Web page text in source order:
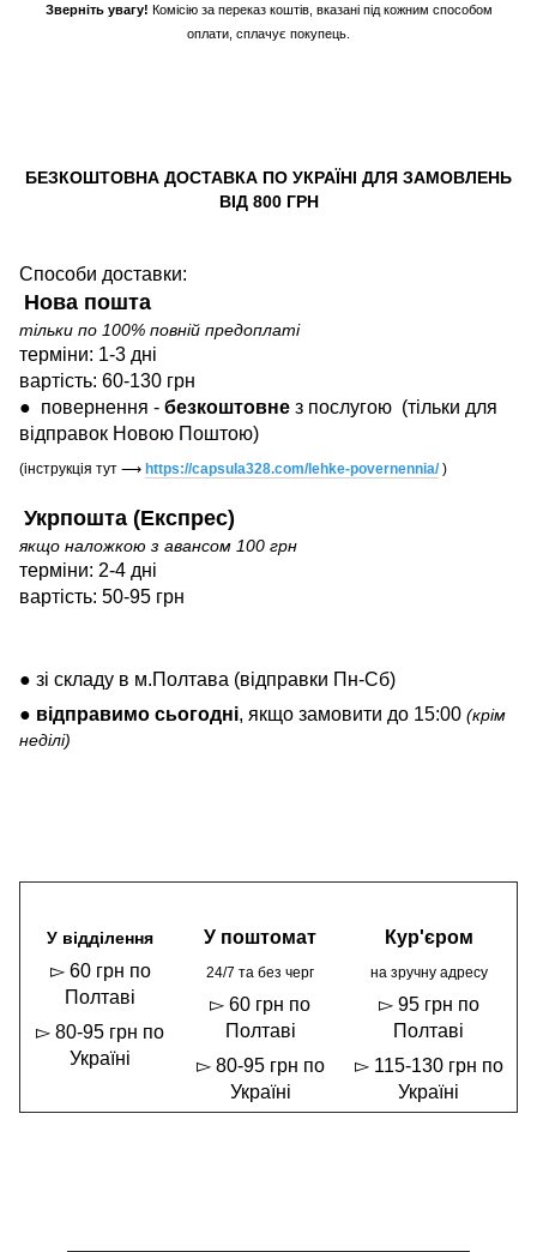
Зверніть увагу! Комісію за переказ коштів, вказані під кожним способом
оплати, сплачує покупець.
БЕЗКОШТОВНА ДОСТАВКА ПО УКРАЇНІ ДЛЯ ЗАМОВЛЕНЬ
ВІД 800 ГРН
Способи доставки:
Нова пошта
тільки по 100% повній предоплаті
терміни: 1-3 дні
вартість: 60-130 грн
● повернення - безкоштовне з послугою (тільки для
відправок Новою Поштою)
(інструкція тут ⟶ https://capsula328.com/lehke-povernennia/)
Укрпошта (Експрес)
якщо наложкою з авансом 100 грн
терміни: 2-4 дні
вартість: 50-95 грн
● зі складу в м.Полтава (відправки Пн-Сб)
● відправимо сьогодні, якщо замовити до 15:00 (крім
неділі)
У відділення
▻ 60 грн по
Полтаві
▻ 80-95 грн по
Україні
У поштомат
24/7 та без черг
▻ 60 грн по
Полтаві
▻ 80-95 грн по
Україні
Кур'єром
на зручну адресу
▻ 95 грн по
Полтаві
▻ 115-130 грн по
Україні